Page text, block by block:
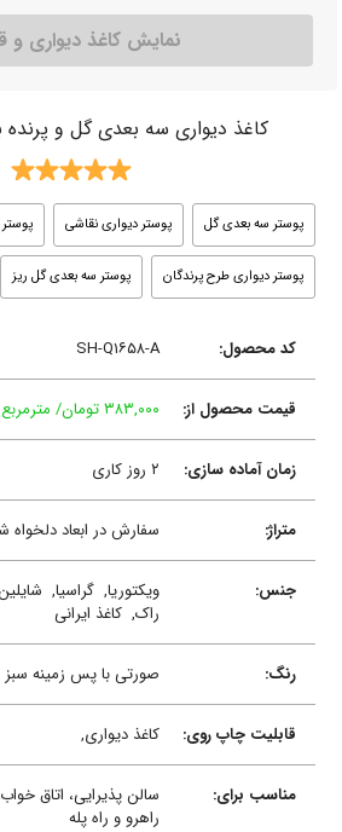
نمایش کاغذ دیواری و
کاغذ دیواری سه بعدی گل و پرنده
پوستر سه بعدی گل پوستر دیواری نقاشی
پوستر دیواری طرح پرندگان پوستر سه بعدی گل ریز
کد محصول: SH-Q۱۶۵۸-A
قیمت محصول از: ۳۸۳,۰۰۰ تومان/ مترمربع
زمان آماده سازی: ۲ روز کاری
متراژ: سفارش در ابعاد دلخواه
جنس: ویکتوریا,گراسیا,
راک,کاغذ ایرانی
رنگ: صورتی با پس زمینه سبز
قابلیت چاپ روی: کاغذ دیواری,
مناسب برای:
سالن پذیرایی، اتاق
راهرو و راه پله